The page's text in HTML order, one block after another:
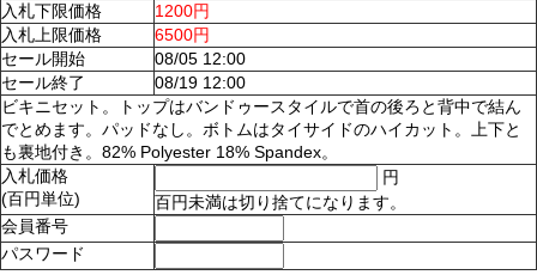
入札下限価格
1200円
入札上限価格
6500円
セール開始
08/05 12:00
セール終了
08/19 12:00
ビキニセット。トップはバンドゥースタイルで首の後ろと背中で結ん
でとめます。パッドなし。ボトムはタイサイドのハイカット。上下と
も裏地付き。82% Polyester 18% Spandex。
入札価格
(百円単位)
円
百円未満は切り捨てになります。
会員番号
パスワード